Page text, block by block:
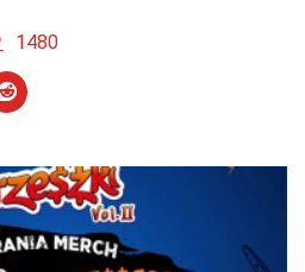
1480